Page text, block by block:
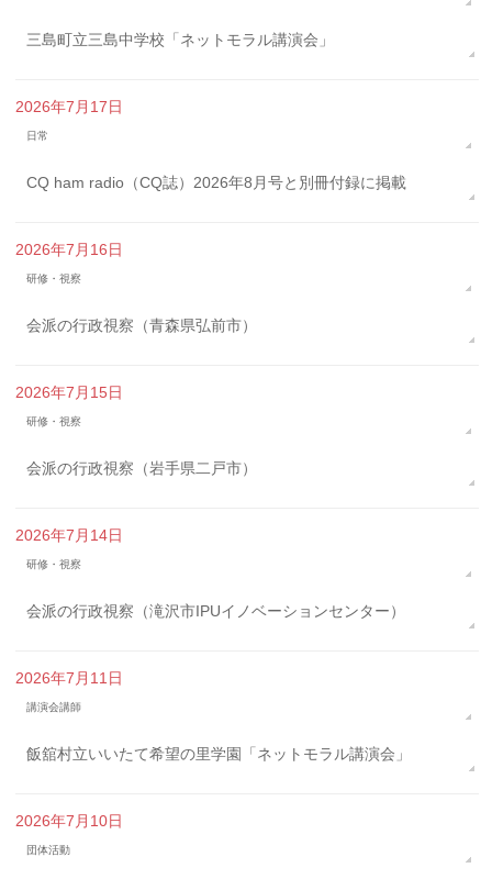
三島町立三島中学校「ネットモラル講演会」
2026年7月17日
日常
CQ ham radio（CQ誌）2026年8月号と別冊付録に掲載
2026年7月16日
研修・視察
会派の行政視察（青森県弘前市）
2026年7月15日
研修・視察
会派の行政視察（岩手県二戸市）
2026年7月14日
研修・視察
会派の行政視察（滝沢市IPUイノベーションセンター）
2026年7月11日
講演会講師
飯舘村立いいたて希望の里学園「ネットモラル講演会」
2026年7月10日
団体活動